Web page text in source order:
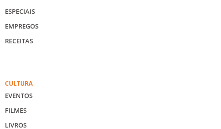
ESPECIAIS
EMPREGOS
RECEITAS
CULTURA
EVENTOS
FILMES
LIVROS